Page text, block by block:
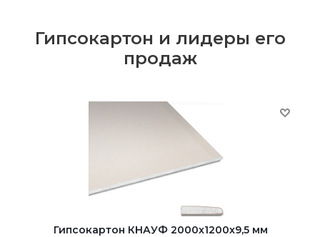
Гипсокартон и лидеры его
продаж
Гипсокартон КНАУФ 2000x1200x9,5 мм